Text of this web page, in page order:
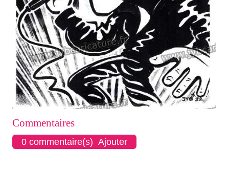
Commentaires
0 commentaire(s) Ajouter